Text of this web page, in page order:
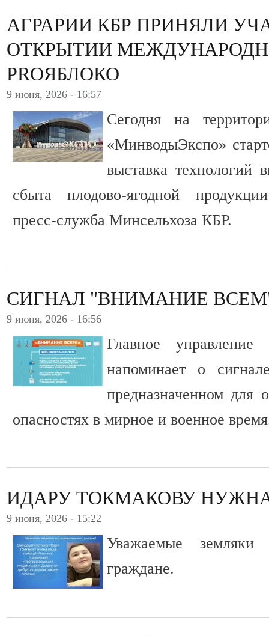
АГРАРИИ КБР ПРИНЯЛИ
ОТКРЫТИИ
PROЯБЛОКО
9 июня, 2026 - 16:57
Сегодня на
«МинводыЭкспо»
выставка технологий
сбыта плодово-ягодной
пресс-служба Минсельхоза КБР.
СИГНАЛ "ВНИМАНИЕ
9 июня, 2026 - 16:56
Главное
напоминает о
предназначенном для
опасностях в мирное и военное
ИДАРУ ТОКМАКОВУ
9 июня, 2026 - 15:22
Уважаемые
граждане.